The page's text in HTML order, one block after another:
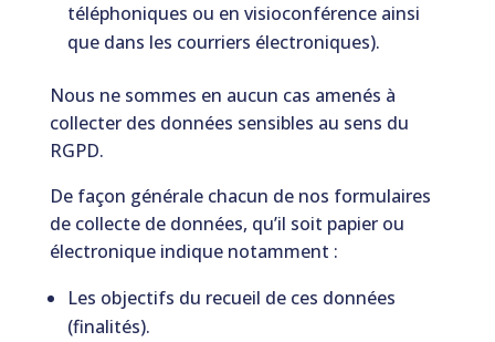
téléphoniques ou en visioconférence ainsi
que dans les courriers électroniques).
Nous ne sommes en aucun cas amenés à
collecter des données sensibles au sens du
RGPD.
De façon générale chacun de nos formulaires
de collecte de données, qu’il soit papier ou
électronique indique notamment :
Les objectifs du recueil de ces données
(finalités).